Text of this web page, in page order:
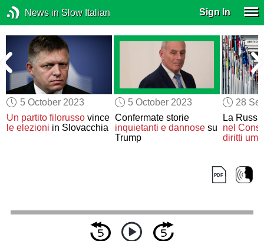
News in Slow Italian Sign In
5 October 2023
Un partito filorusso vince
le elezioni in Slovacchia
5 October 2023
Confermate storie
inquietanti e dannosesu
Trump
28
La
nel
diritti